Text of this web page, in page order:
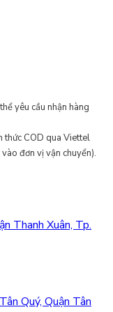
yêu cầu nhận hàng
thức COD qua Viettel
đơn vị vận chuyển).
Thanh Xuân, Tp.
Quý, Quận Tân